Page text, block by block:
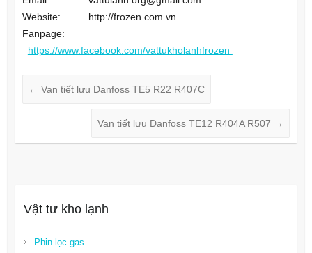
Website: http://frozen.com.vn
Fanpage:
https://www.facebook.com/vattukholanhfrozen
← Van tiết lưu Danfoss TE5 R22 R407C
Van tiết lưu Danfoss TE12 R404A R507 →
Vật tư kho lạnh
Phin lọc gas